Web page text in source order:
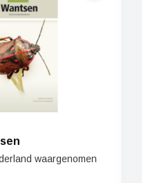
waargenomen